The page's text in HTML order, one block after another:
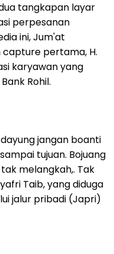
tangkapan layar
perpesanan
ini, Jum'at
pertama, H.
karyawan yang
Rohil.
jangan boanti
tujuan. Bojuang
melangkah,. Tak
Taib, yang diduga
jalur pribadi (Japri)